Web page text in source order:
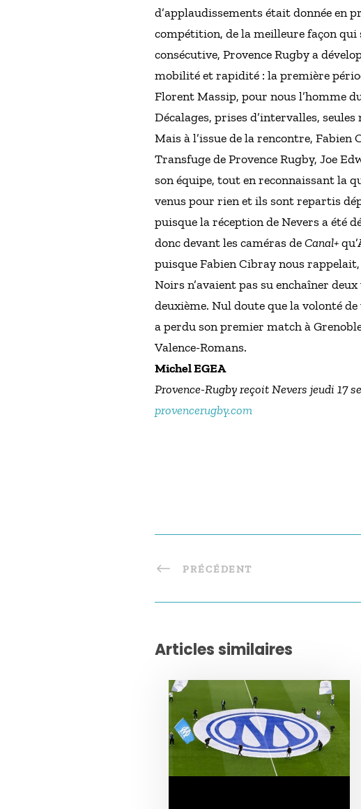
d’applaudissements était donnée en
compétition, de la meilleure façon
consécutive, Provence Rugby a
mobilité et rapidité : la première
Florent Massip, pour nous l’homme
Décalages, prises d’intervalles,
Mais à l’issue de la rencontre,
Transfuge de Provence Rugby, Joe
son équipe, tout en reconnaissant la
venus pour rien et ils sont repartis
puisque la réception de Nevers a été
donc devant les caméras deCanal+
puisque Fabien Cibray nous rappelait,
Noirs n’avaient pas su enchaîner
deuxième. Nul doute que la volonté
a perdu son premier match à
Valence-Romans.
Michel EGEA
Provence-Rugby reçoit Nevers jeudi 17
provencerugby.com
PRÉCÉDENT
Articles similaires